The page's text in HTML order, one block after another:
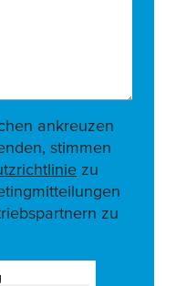
ankreuzen
stimmen
zu
zu